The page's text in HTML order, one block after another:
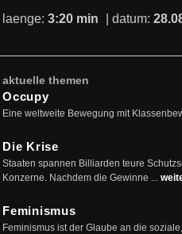
laenge: 3:20 min | datum:
aktuelle themen
Occupy
Eine weltweite Bewegung mit
Die Krise
Staaten spannen Billiarden teure
Konzerne. Nachdem die Gewinne ...
Feminismus
Feminismus ist der Glaube an die